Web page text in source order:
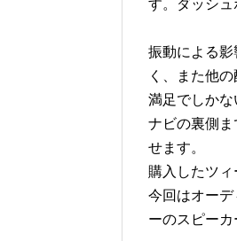
す。ダッシュ
振動による
く、また他
満足でしか
ナビの裏側
せます。
購入したツ
今回はオー
ーのスピーカ